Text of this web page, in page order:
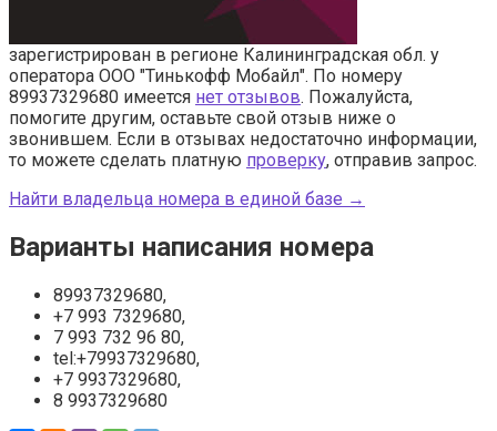
зарегистрирован в регионе Калининградская обл. у
оператора ООО "Тинькофф Мобайл". По номеру
89937329680 имеется нет отзывов. Пожалуйста,
помогите другим, оставьте свой отзыв ниже о
звонившем. Если в отзывах недостаточно информации,
то можете сделать платную проверку, отправив запрос.
Найти владельца номера в единой базе →
Варианты написания номера
89937329680,
+7 993 7329680,
7 993 732 96 80,
tel:+79937329680,
+7 9937329680,
8 9937329680